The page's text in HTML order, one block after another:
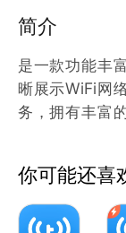
简介
是一款功能丰
晰展示WiFi网
务，拥有丰富
你可能还喜